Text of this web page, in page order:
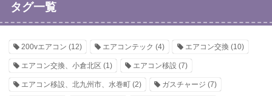
タグ一覧
200vエアコン (12) エアコンテック (4) エアコン交換 (10)
エアコン交換、小倉北区 (1) エアコン移設 (7)
エアコン移設、北九州市、水巻町 (2) ガスチャージ (7)